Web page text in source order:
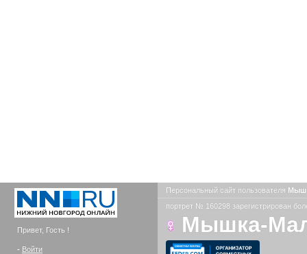
Привет, Гость !
- Войти
Персональный сайт пользователя
портрет № 160298 зарегистрирован
Мышка-